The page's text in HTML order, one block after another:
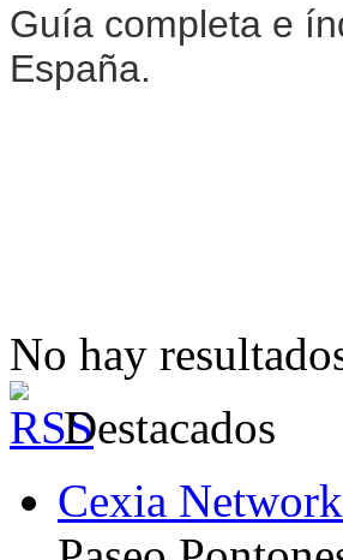
Guía completa e
España.
No hay
Destacados
Cexia